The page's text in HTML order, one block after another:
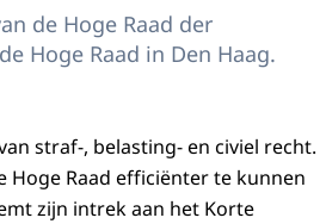
de Hoge Raad der
Hoge Raad in Den Haag.
straf-, belasting- en civiel recht.
Hoge Raad efficiënter te kunnen
zijn intrek aan het Korte